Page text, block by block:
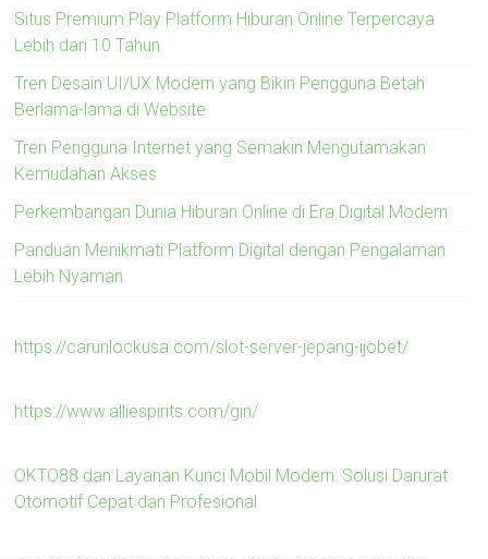
Situs Premium Play Platform Hiburan Online Terpercaya
Lebih dari 10 Tahun
Tren Desain UI/UX Modern yang Bikin Pengguna Betah
Berlama-lama di Website
Tren Pengguna Internet yang Semakin Mengutamakan
Kemudahan Akses
Perkembangan Dunia Hiburan Online di Era Digital Modern
Panduan Menikmati Platform Digital dengan Pengalaman
Lebih Nyaman
https://carunlockusa.com/slot-server-jepang-ijobet/
https://www.alliespirits.com/gin/
OKTO88 dan Layanan Kunci Mobil Modern: Solusi Darurat
Otomotif Cepat dan Profesional